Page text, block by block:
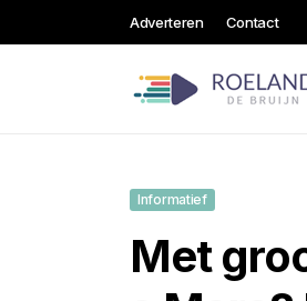
Adverteren Contact
Informatief
Met